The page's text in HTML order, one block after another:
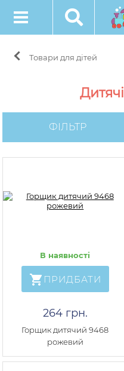
Товари для дітей
ФІЛЬТР
В наявності
ПРИДБАТИ
264 грн.
Горщик дитячий 9468
рожевий